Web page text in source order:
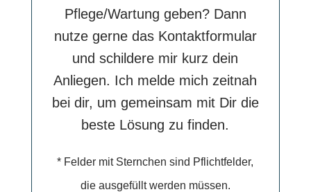
Pflege/Wartung geben? Dann
nutze gerne das Kontaktformular
und schildere mir kurz dein
Anliegen. Ich melde mich zeitnah
bei dir, um gemeinsam mit Dir die
beste Lösung zu finden.
* Felder mit Sternchen sind Pflichtfelder,
die ausgefüllt werden müssen.